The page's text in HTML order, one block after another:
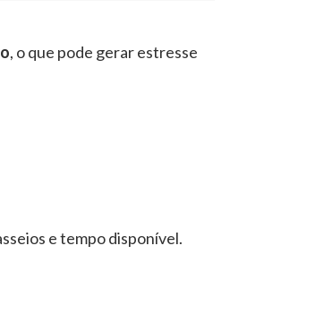
, o que pode gerar estresse
e tempo disponível.